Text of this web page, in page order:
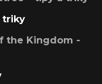
triky
the Kingdom -